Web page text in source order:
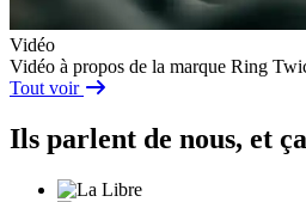
Vidéo
Vidéo à propos de la marque Ring
Tout voir
Ils parlent de nous, et